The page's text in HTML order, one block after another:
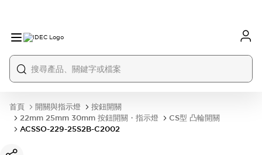
首頁 開關與指示燈
按鈕開關
22mm 25mm 30mm 按鈕開關・指示燈
CS型 凸輪開關
ACSSO-229-25S2B-C2002